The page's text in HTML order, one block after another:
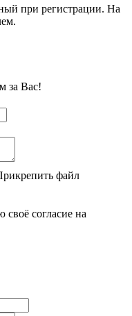
при регистрации. На
за Вас!
файл
согласие на